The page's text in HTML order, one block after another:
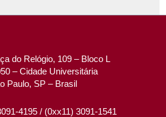
do Relógio, 109 – Bloco L
– Cidade Universitária
Paulo, SP – Brasil
4195 / (0xx11) 3091-1541